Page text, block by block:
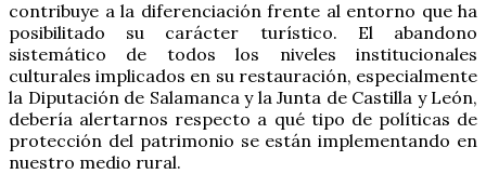
contribuye a la diferenciación frente al entorno que ha
posibilitado su carácter turístico. El abandono
sistemático de todos los niveles institucionales
culturales implicados en su restauración, especialmente
la Diputación de Salamanca y la Junta de Castilla y León,
debería alertarnos respecto a qué tipo de políticas de
protección del patrimonio se están implementando en
nuestro medio rural.